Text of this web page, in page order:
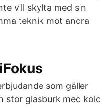
vill skylta med sin
teknik mot andra
som gäller
stor glasburk med